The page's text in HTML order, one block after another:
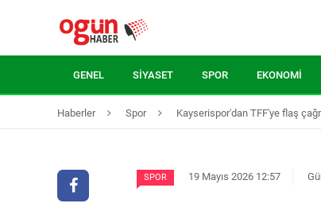
GENEL SIYASET SPOR EKONOMI
Haberler Spor Kayserispor'dan TFF'ye flaş
SPOR 19 Mayıs 2026 12:57